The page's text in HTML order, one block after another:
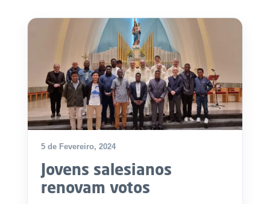
5 de Fevereiro, 2024
Jovens salesianos
renovam votos